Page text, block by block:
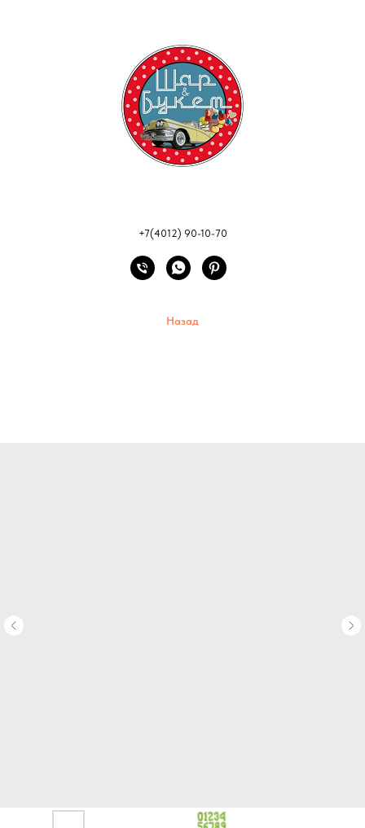
+7(4012) 90-10-70
Назад